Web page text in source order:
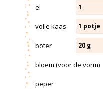
ei 1
volle kaas 1 potje
boter 20 g
bloem (voor de vorm)
peper